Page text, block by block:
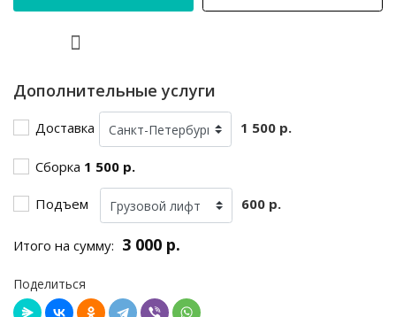
Дополнительные услуги
Доставка 1 500 р.
Сборка 1 500 р.
Подъем 600 р.
Итого на сумму: 3 000 р.
Поделиться